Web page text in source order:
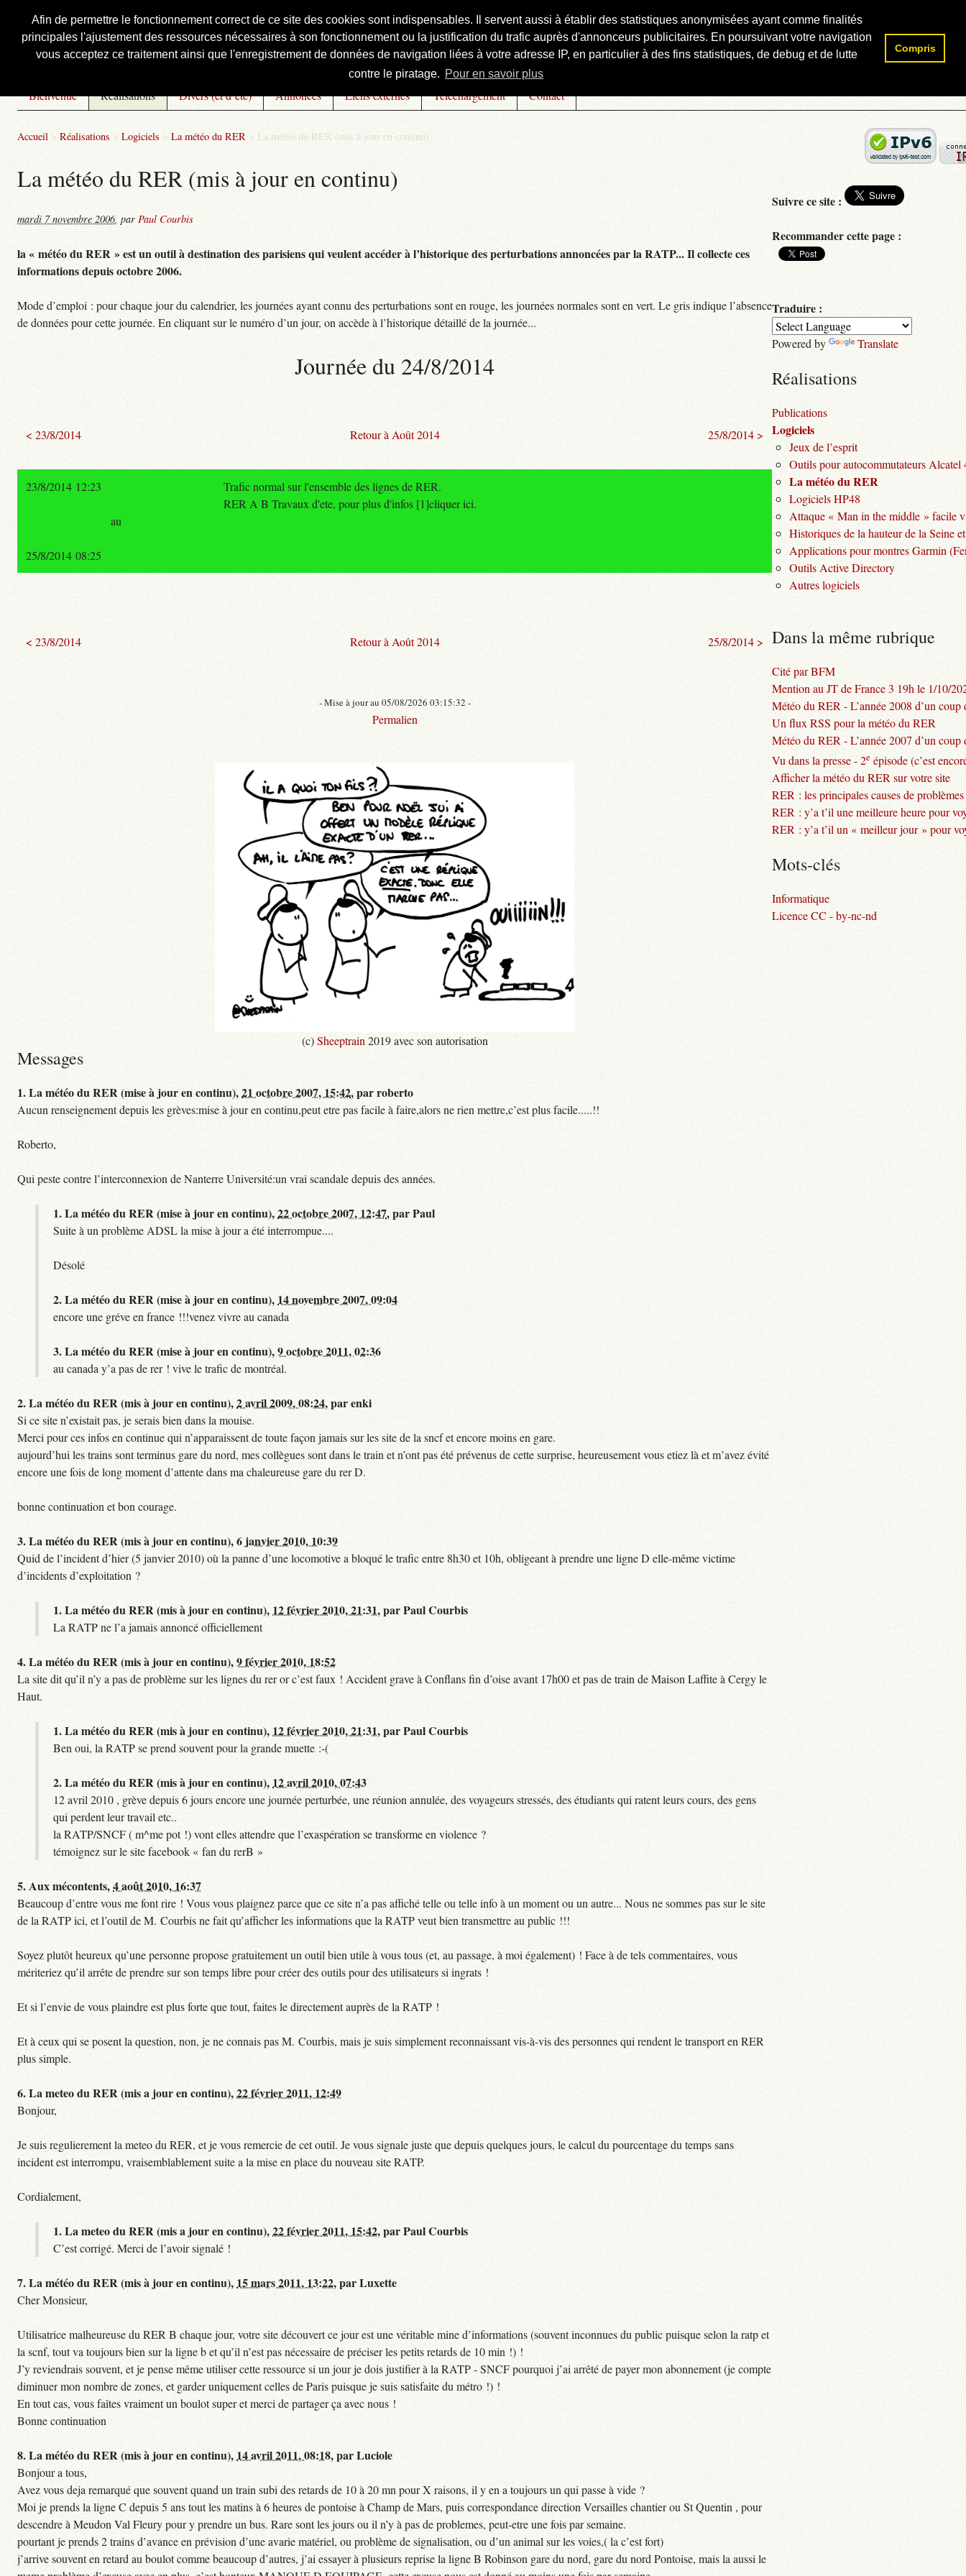
Afin de permettre le fonctionnement correct de ce site des cookies sont indispensables. Il servent aussi à établir des statistiques anonymisées ayant comme finalités
principales l'ajustement des ressources nécessaires à son fonctionnement ou la justification du trafic auprès d'annonceurs publicitaires. En poursuivant votre navigation
vous acceptez ce traitement ainsi que l'enregistrement de données de navigation liées à votre adresse IP, en particulier à des fins statistiques, de debug et de lutte
contre le piratage. Pour en savoir plus
Compris
Courbis, « LE » Blog Officiel
Bienvenue Réalisations Divers (et d’été) Annonces Liens externes Téléchargement Contact
Accueil > Réalisations > Logiciels > La météo du RER > La météo du RER (mis à jour en continu)
La météo du RER (mis à jour en continu)
mardi 7 novembre 2006, par Paul Courbis
la « météo du RER » est un outil à destination des parisiens qui veulent accéder à l’historique des perturbations annoncées par la RATP... Il collecte ces
informations depuis octobre 2006.
Mode d’emploi : pour chaque jour du calendrier, les journées ayant connu des perturbations sont en rouge, les journées normales sont en vert. Le gris indique l’absence
de données pour cette journée. En cliquant sur le numéro d’un jour, on accède à l’historique détaillé de la journée...
Journée du 24/8/2014
< 23/8/2014 Retour à Août 2014 25/8/2014 >
23/8/2014 12:23
Trafic normal sur l'ensemble des lignes de RER.
RER A B Travaux d'ete, pour plus d'infos [1]cliquer ici.
au
25/8/2014 08:25
< 23/8/2014 Retour à Août 2014 25/8/2014 >
- Mise à jour au 05/08/2026 03:15:32 -
Permalien
(c)Sheeptrain 2019 avec son autorisation
Messages
1.La météo du RER (mise à jour en continu),21 octobre 2007, 15:42,parroberto
Aucun renseignement depuis les grèves:mise à jour en continu,peut etre pas facile à faire,alors ne rien mettre,c’est plus facile.....!!
Roberto,
Qui peste contre l’interconnexion de Nanterre Université:un vrai scandale depuis des années.
1.La météo du RER (mise à jour en continu),22 octobre 2007, 12:47,parPaul
Suite à un problème ADSL la mise à jour a été interrompue....
Désolé
2.La météo du RER (mise à jour en continu), 14 novembre 2007, 09:04
encore une gréve en france !!!venez vivre au canada
3.La météo du RER (mise à jour en continu),9 octobre 2011, 02:36
au canada y’a pas de rer ! vive le trafic de montréal.
2.La météo du RER (mis à jour en continu),2 avril 2009, 08:24,parenki
Si ce site n’existait pas, je serais bien dans la mouise.
Merci pour ces infos en continue qui n’apparaissent de toute façon jamais sur les site de la sncf et encore moins en gare.
aujourd’hui les trains sont terminus gare du nord, mes collègues sont dans le train et n’ont pas été prévenus de cette surprise, heureusement vous etiez là et m’avez évité
encore une fois de long moment d’attente dans ma chaleureuse gare du rer D.
bonne continuation et bon courage.
3.La météo du RER (mis à jour en continu),6 janvier 2010, 10:39
Quid de l’incident d’hier (5 janvier 2010) où la panne d’une locomotive a bloqué le trafic entre 8h30 et 10h, obligeant à prendre une ligne D elle-même victime
d’incidents d’exploitation ?
1.La météo du RER (mis à jour en continu), 12 février 2010, 21:31,parPaul Courbis
La RATP ne l’a jamais annoncé officiellement
4.La météo du RER (mis à jour en continu),9 février 2010, 18:52
La site dit qu’il n’y a pas de problème sur les lignes du rer or c’est faux ! Accident grave à Conflans fin d’oise avant 17h00 et pas de train de Maison Laffite à Cergy le
Haut.
1.La météo du RER (mis à jour en continu), 12 février 2010, 21:31,parPaul Courbis
Ben oui, la RATP se prend souvent pour la grande muette :-(
2.La météo du RER (mis à jour en continu), 12 avril 2010, 07:43
12 avril 2010 , grève depuis 6 jours encore une journée perturbée, une réunion annulée, des voyageurs stressés, des étudiants qui ratent leurs cours, des gens
qui perdent leur travail etc..
la RATP/SNCF ( m^me pot !) vont elles attendre que l’exaspération se transforme en violence ?
témoignez sur le site facebook « fan du rerB »
5.Aux mécontents,4 août 2010, 16:37
Beaucoup d’entre vous me font rire ! Vous vous plaignez parce que ce site n’a pas affiché telle ou telle info à un moment ou un autre... Nous ne sommes pas sur le site
de la RATP ici, et l’outil de M. Courbis ne fait qu’afficher les informations que la RATP veut bien transmettre au public !!!
Soyez plutôt heureux qu’une personne propose gratuitement un outil bien utile à vous tous (et, au passage, à moi également) ! Face à de tels commentaires, vous
mériteriez qu’il arrête de prendre sur son temps libre pour créer des outils pour des utilisateurs si ingrats !
Et si l’envie de vous plaindre est plus forte que tout, faites le directement auprès de la RATP !
Et à ceux qui se posent la question, non, je ne connais pas M. Courbis, mais je suis simplement reconnaissant vis-à-vis des personnes qui rendent le transport en RER
plus simple.
6.La meteo du RER (mis a jour en continu),22 février 2011, 12:49
Bonjour,
Je suis regulierement la meteo du RER, et je vous remercie de cet outil. Je vous signale juste que depuis quelques jours, le calcul du pourcentage du temps sans
incident est interrompu, vraisemblablement suite a la mise en place du nouveau site RATP.
Cordialement,
1.La meteo du RER (mis a jour en continu),22 février 2011, 15:42,parPaul Courbis
C’est corrigé. Merci de l’avoir signalé !
7.La météo du RER (mis à jour en continu), 15 mars 2011, 13:22,parLuxette
Cher Monsieur,
Utilisatrice malheureuse du RER B chaque jour, votre site découvert ce jour est une véritable mine d’informations (souvent inconnues du public puisque selon la ratp et
la scnf, tout va toujours bien sur la ligne b et qu’il n’est pas nécessaire de préciser les petits retards de 10 min !) !
J’y reviendrais souvent, et je pense même utiliser cette ressource si un jour je dois justifier à la RATP - SNCF pourquoi j’ai arrêté de payer mon abonnement (je compte
diminuer mon nombre de zones, et garder uniquement celles de Paris puisque je suis satisfaite du métro !) !
En tout cas, vous faîtes vraiment un boulot super et merci de partager ça avec nous !
Bonne continuation
8.La météo du RER (mis à jour en continu), 14 avril 2011, 08:18,parLuciole
Bonjour a tous,
Avez vous deja remarqué que souvent quand un train subi des retards de 10 à 20 mn pour X raisons, il y en a toujours un qui passe à vide ?
Moi je prends la ligne C depuis 5 ans tout les matins à 6 heures de pontoise à Champ de Mars, puis correspondance direction Versailles chantier ou St Quentin , pour
descendre à Meudon Val Fleury pour y prendre un bus. Rare sont les jours ou il n’y à pas de problemes, peut-etre une fois par semaine.
pourtant je prends 2 trains d’avance en prévision d’une avarie matériel, ou problème de signalisation, ou d’un animal sur les voies,( la c’est fort)
j’arrive souvent en retard au boulot comme beaucoup d’autres, j’ai essayer à plusieurs reprise la ligne B Robinson gare du nord, gare du nord Pontoise, mais la aussi le
Rechercher :
Suivre ce site :
Recommander cette page :
Traduire :
Powered by Translate
Réalisations
Publications
Logiciels
Jeux de l’esprit
Outils pour autocommutateurs Alcatel
La météo du RER
Logiciels HP48
Attaque « Man in the middle » facile
Historiques de la hauteur de la Seine
Applications pour montres Garmin
Outils Active Directory
Autres logiciels
Dans la même rubrique
Cité par BFM
Mention au JT de France 3 19h le 1/10/
Météo du RER - L’année 2008 d’un coup
Un flux RSS pour la météo du RER
Météo du RER - L’année 2007 d’un coup
Vu dans la presse - 2e épisode (c’est
Afficher la météo du RER sur votre site
RER : les principales causes de problèmes
RER : y’a t’il une meilleure heure pour
RER : y’a t’il un « meilleur jour » pour
Mots-clés
Informatique
Licence CC - by-nc-nd